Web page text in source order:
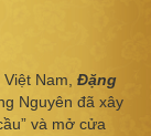
Nam, Đặng
Nguyên đã xây
và mở cửa